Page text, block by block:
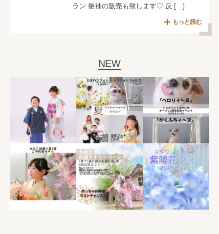
ラン 振袖の販売も致します♡ 反 […]
もっと読む
NEW